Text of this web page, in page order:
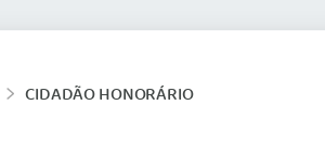
CIDADÃO HONORÁRIO